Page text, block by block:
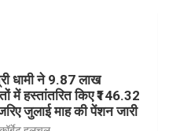
धामी ने 9.87 लाख
में हस्तांतरित किए ₹146.32
जुलाई माह की पेंशन जारी